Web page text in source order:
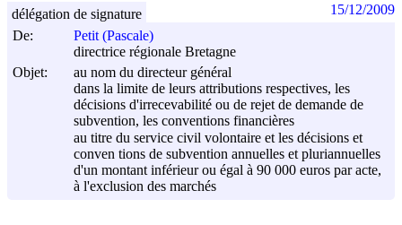
De:
Petit (Pascale)
directrice régionale Bretagne
Objet:
au nom du directeur général
dans la limite de leurs attributions respectives, les
décisions d'irrecevabilité ou de rejet de demande de
subvention, les conventions financières
au titre du service civil volontaire et les décisions et
conven tions de subvention annuelles et pluriannuelles
d'un montant inférieur ou égal à 90 000 euros par acte,
à l'exclusion des marchés
délégation de signature 15/12/2009